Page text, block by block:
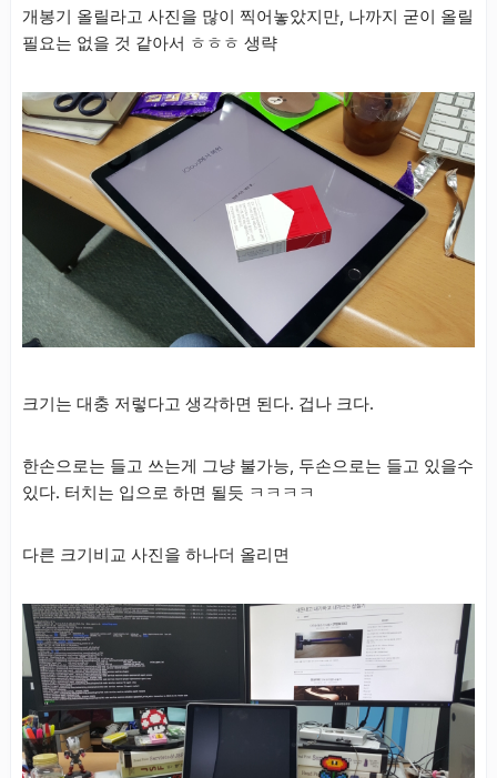
개봉기 올릴라고 사진을 많이 찍어놓았지만, 나까지 굳이 올릴
필요는 없을 것 같아서 ㅎㅎㅎ 생략
크기는 대충 저렇다고 생각하면 된다. 겁나 크다.
한손으로는 들고 쓰는게 그냥 불가능, 두손으로는 들고 있을수
있다. 터치는 입으로 하면 될듯 ㅋㅋㅋㅋ
다른 크기비교 사진을 하나더 올리면